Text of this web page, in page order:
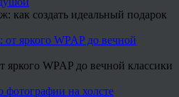
как создать идеальный подарок
яркого WPAP до вечной классики